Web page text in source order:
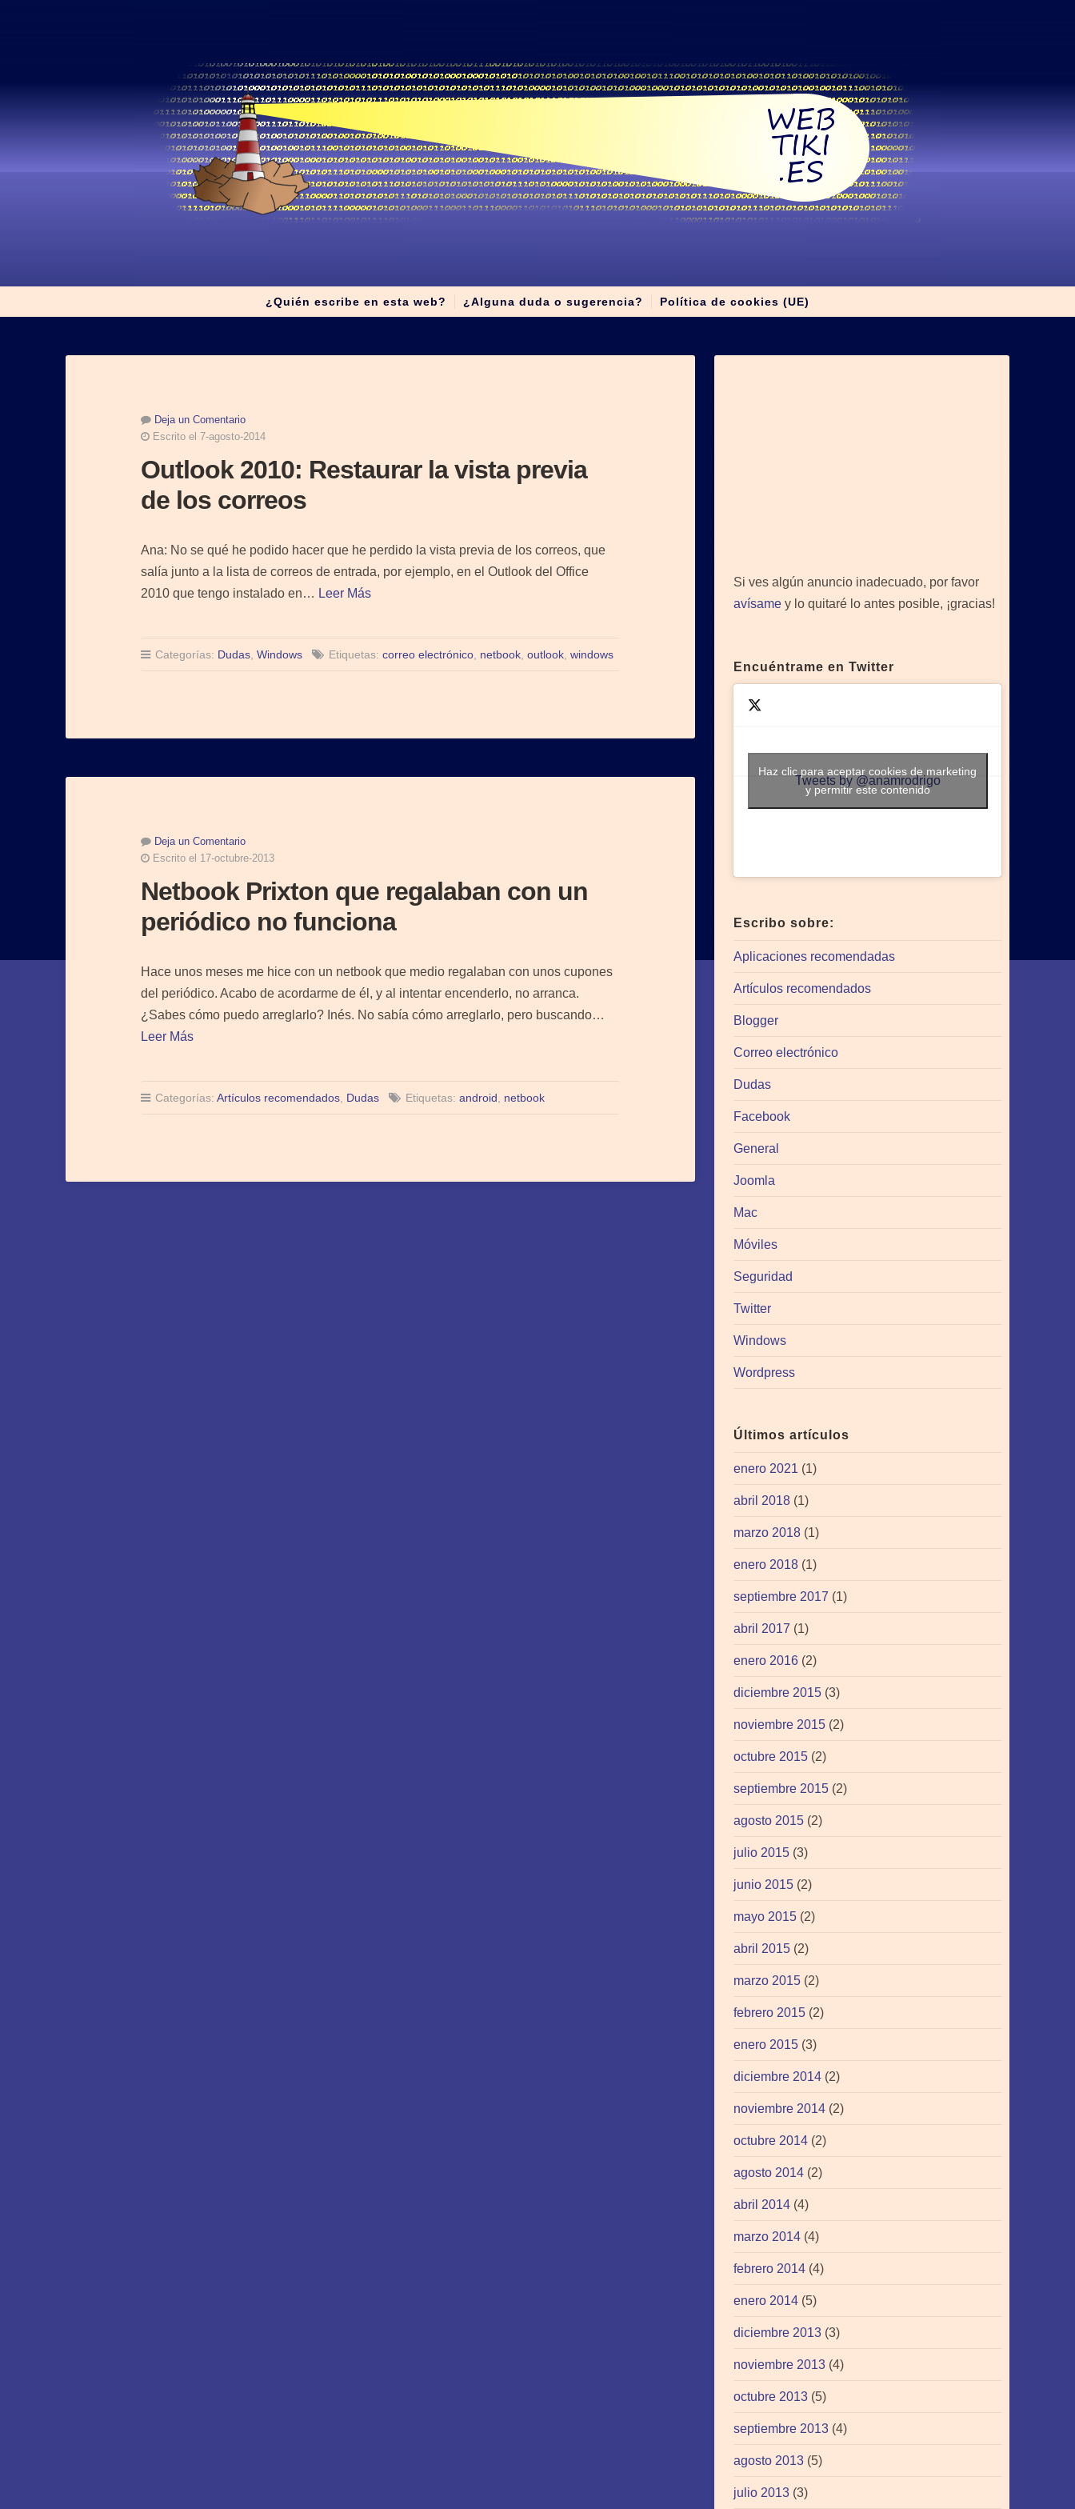
¿Quién escribe en esta web? ¿Alguna duda o sugerencia? Política de cookies (UE)
Deja un Comentario
Escrito el 7-agosto-2014
Outlook 2010: Restaurar la vista previa
de los correos
Ana: No se qué he podido hacer que he perdido la vista previa de los correos, que
salía junto a la lista de correos de entrada, por ejemplo, en el Outlook del Office
2010 que tengo instalado en… Leer Más
Categorías: Dudas,Windows Etiquetas:correo electrónico, netbook,outlook,windows
Deja un Comentario
Escrito el 17-octubre-2013
Netbook Prixton que regalaban con un
periódico no funciona
Hace unos meses me hice con un netbook que medio regalaban con unos cupones
del periódico. Acabo de acordarme de él, y al intentar encenderlo, no arranca.
¿Sabes cómo puedo arreglarlo? Inés. No sabía cómo arreglarlo, pero buscando…
Leer Más
Categorías:Artículos recomendados, Dudas Etiquetas:android, netbook
Si ves algún anuncio inadecuado, por favor
avísame y lo quitaré lo antes posible, ¡gracias!
Encuéntrame en Twitter
Tweets by @anamrodrigo
Haz clic para aceptar cookies de marketing
y permitir este contenido
Escribo sobre:
Aplicaciones recomendadas
Artículos recomendados
Blogger
Correo electrónico
Dudas
Facebook
General
Joomla
Mac
Móviles
Seguridad
Twitter
Windows
Wordpress
Últimos artículos
enero 2021 (1)
abril 2018 (1)
marzo 2018 (1)
enero 2018 (1)
septiembre 2017 (1)
abril 2017 (1)
enero 2016 (2)
diciembre 2015 (3)
noviembre 2015 (2)
octubre 2015 (2)
septiembre 2015 (2)
agosto 2015 (2)
julio 2015 (3)
junio 2015 (2)
mayo 2015 (2)
abril 2015 (2)
marzo 2015 (2)
febrero 2015 (2)
enero 2015 (3)
diciembre 2014 (2)
noviembre 2014 (2)
octubre 2014 (2)
agosto 2014 (2)
abril 2014 (4)
marzo 2014 (4)
febrero 2014 (4)
enero 2014 (5)
diciembre 2013 (3)
noviembre 2013 (4)
octubre 2013 (5)
septiembre 2013 (4)
agosto 2013 (5)
julio 2013 (3)